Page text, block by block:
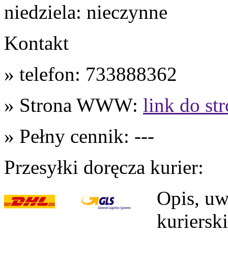
niedziela: nieczynne
Kontakt
» telefon: 733888362
» Strona WWW: link do
» Pełny cennik: ---
Przesyłki doręcza kurier:
Opis,